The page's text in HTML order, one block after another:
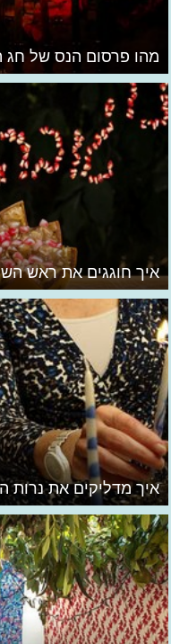
מהו פרסום הנס של חג
איך חוגגים את ראש
איך מדליקים את נרות